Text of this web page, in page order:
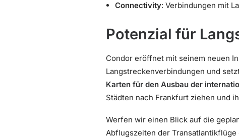
Connectivity: Verbindungen mit
Potenzial für
Condor eröffnet mit seinem neuen
Langstreckenverbindungen und
Karten für den Ausbau der
Städten nach Frankfurt ziehen und
Werfen wir einen Blick auf die
Abflugszeiten der